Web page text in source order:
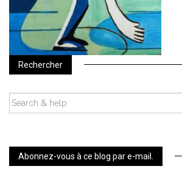
Rechercher
SEARCH
FOR:
Abonnez-vous à ce blog par e-mail.